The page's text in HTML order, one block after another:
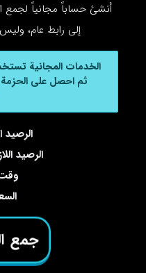
أنشئ حساباً مجانياً لجمع
إلى رابط عام،
الخدمات المجانية
ثم احصل على
الرصيد
الرصيد
جمع